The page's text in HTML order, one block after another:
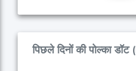
पिछले दिनों की पोल्का डॉट